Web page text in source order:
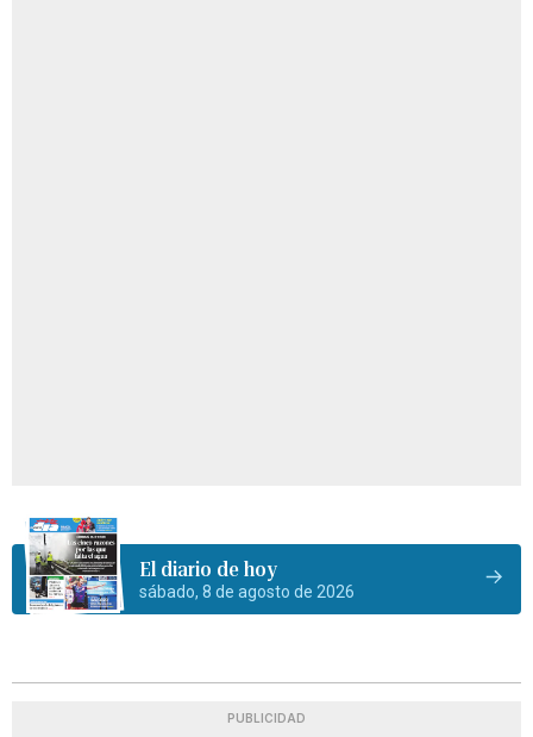
El diario de hoy
sábado, 8 de agosto de 2026
PUBLICIDAD